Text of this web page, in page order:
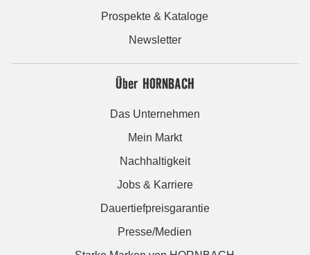
Prospekte & Kataloge
Newsletter
Über HORNBACH
Das Unternehmen
Mein Markt
Nachhaltigkeit
Jobs & Karriere
Dauertiefpreisgarantie
Presse/Medien